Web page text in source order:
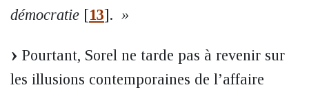
démocratie [13]. »
Pourtant, Sorel ne tarde pas à revenir sur
les illusions contemporaines de l’affaire